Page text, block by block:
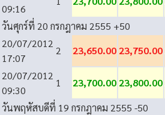
09:16
วันศุกร์ที่ 20 กรกฎาคม 2555 +50
20/07/2012
17:07
2 23,650.00 23,750.00
20/07/2012
09:30
1 23,700.00 23,800.00
วันพฤหัสบดีที่ 19 กรกฎาคม 2555 -50